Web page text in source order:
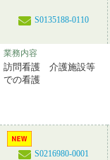
S0135188-0110
業務内容
訪問看護 介護施設等
での看護
S0216980-0001